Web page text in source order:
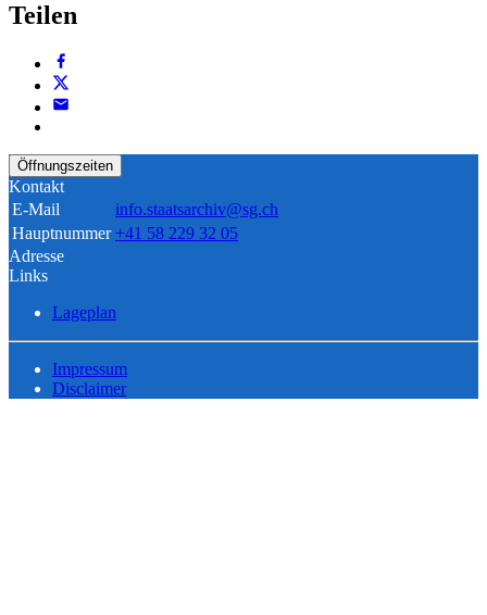
Teilen
Öffnungszeiten
Kontakt
E-Mail
info.staatsarchiv@sg.ch
Hauptnummer +41 58 229 32 05
Adresse
Links
Lageplan
Impressum
Disclaimer